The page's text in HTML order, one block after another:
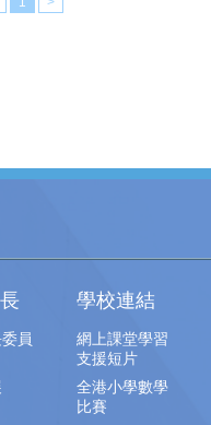
員
學校連結
網上課堂學習
支援短片
全港小學數學
比賽